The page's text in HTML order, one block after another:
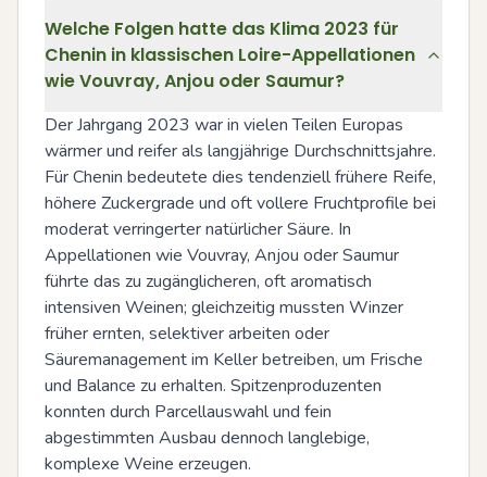
Welche Folgen hatte das Klima 2023 für
Chenin in klassischen Loire-Appellationen
wie Vouvray, Anjou oder Saumur?
Der Jahrgang 2023 war in vielen Teilen Europas
wärmer und reifer als langjährige Durchschnittsjahre.
Für Chenin bedeutete dies tendenziell frühere Reife,
höhere Zuckergrade und oft vollere Fruchtprofile bei
moderat verringerter natürlicher Säure. In
Appellationen wie Vouvray, Anjou oder Saumur
führte das zu zugänglicheren, oft aromatisch
intensiven Weinen; gleichzeitig mussten Winzer
früher ernten, selektiver arbeiten oder
Säuremanagement im Keller betreiben, um Frische
und Balance zu erhalten. Spitzenproduzenten
konnten durch Parcellauswahl und fein
abgestimmten Ausbau dennoch langlebige,
komplexe Weine erzeugen.